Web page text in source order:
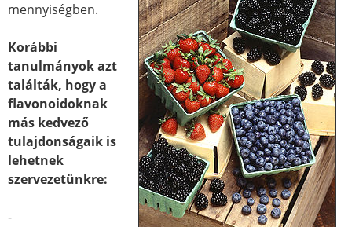
mennyiségben.
Korábbi
tanulmányok azt
találták, hogy a
flavonoidoknak
más kedvező
tulajdonságaik is
lehetnek
szervezetünkre:
-